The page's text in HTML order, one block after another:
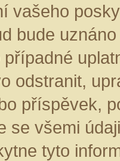
vašeho
bude
odstranit,
příspěvek,
se všemi
tyto